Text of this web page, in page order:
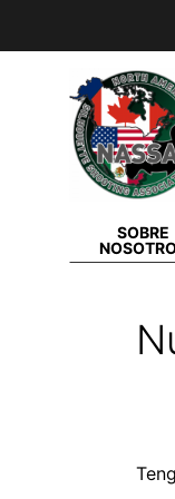
to
content
SOBRE